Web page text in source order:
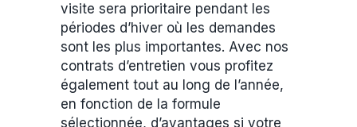
visite sera prioritaire pendant les
périodes d’hiver où les demandes
sont les plus importantes. Avec nos
contrats d’entretien vous profitez
également tout au long de l’année,
en fonction de la formule
sélectionnée, d’avantages si votre